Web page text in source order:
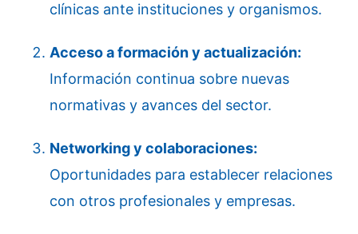
clínicas ante instituciones y organismos.
Acceso a formación y actualización:
Información continua sobre nuevas
normativas y avances del sector.
Networking y colaboraciones:
Oportunidades para establecer relaciones
con otros profesionales y empresas.